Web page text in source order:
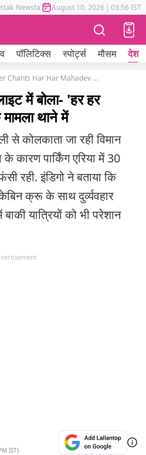
Newstak Mumbai Tak Astrotak
August 10, 2026 | 03:56 IST
पॉलिटिक्स स्पोर्ट्स मौसम देश
Drunk Lawyer Chants Har Har Mahadev On Delhi-Kolkata IndiGo Flight Chaos Erupts
में बोला- 'हर हर
थाने में
से कोलकाता जा रही विमान
कारण पार्किंग एरिया में 30
रही. इंडिगो ने बताया कि
क्रू के साथ दुर्व्यवहार
यात्रियों को भी परेशान
IST)